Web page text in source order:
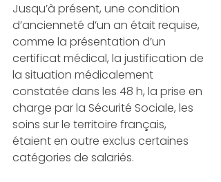
Jusqu’à présent, une condition
d’ancienneté d’un an était requise,
comme la présentation d’un
certificat médical, la justification de
la situation médicalement
constatée dans les 48 h, la prise en
charge par la Sécurité Sociale, les
soins sur le territoire français,
étaient en outre exclus certaines
catégories de salariés.